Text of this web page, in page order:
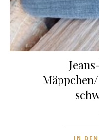
IN DEN